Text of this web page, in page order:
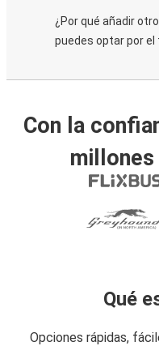
¿Por qué añadir
puedes optar por
Con la
millones
Qué
Opciones rápidas,